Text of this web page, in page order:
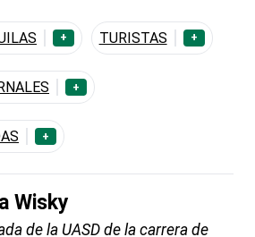
+ TURISTAS +
+
+
Wisky
de la UASD de la carrera de